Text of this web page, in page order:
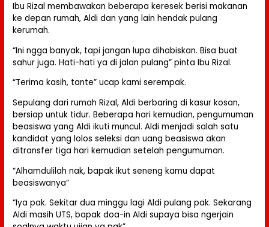
Ibu Rizal membawakan beberapa keresek berisi makanan
ke depan rumah, Aldi dan yang lain hendak pulang
kerumah.
“Ini ngga banyak, tapi jangan lupa dihabiskan. Bisa buat
sahur juga. Hati-hati ya di jalan pulang” pinta Ibu Rizal.
“Terima kasih, tante” ucap kami serempak.
Sepulang dari rumah Rizal, Aldi berbaring di kasur kosan,
bersiap untuk tidur. Beberapa hari kemudian, pengumuman
beasiswa yang Aldi ikuti muncul. Aldi menjadi salah satu
kandidat yang lolos seleksi dan uang beasiswa akan
ditransfer tiga hari kemudian setelah pengumuman.
“Alhamdulilah nak, bapak ikut seneng kamu dapat
beasiswanya”
“Iya pak. Sekitar dua minggu lagi Aldi pulang pak. Sekarang
Aldi masih UTS, bapak doa-in Aldi supaya bisa ngerjain